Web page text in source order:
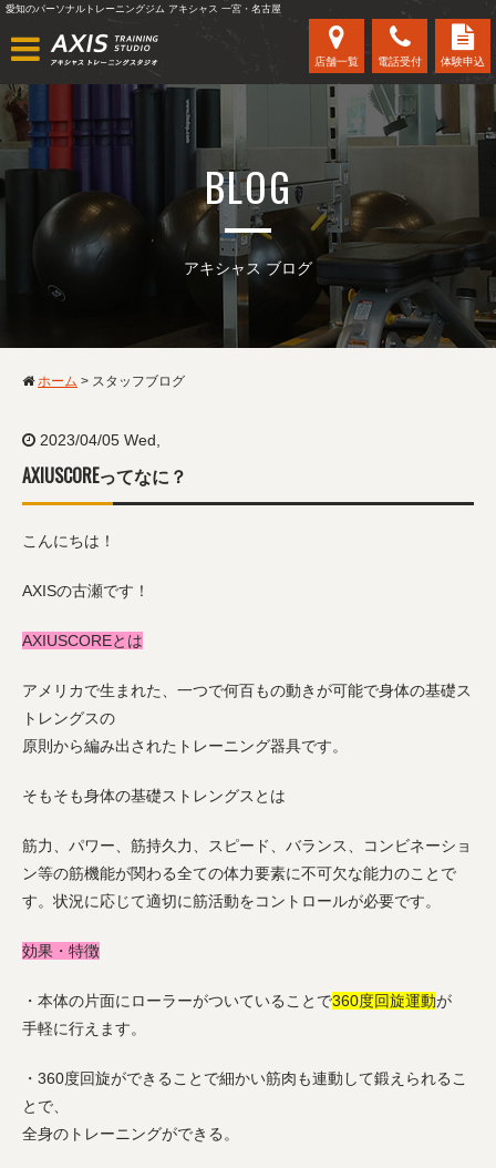
愛知のパーソナルトレーニングジム アキシャス 一宮・名古屋
店舗一覧 電話受付 体験申込
BLOG
アキシャス ブログ
ホーム > スタッフブログ
2023/04/05 Wed,
AXIUSCOREってなに？
こんにちは！
AXISの古瀬です！
AXIUSCOREとは
アメリカで生まれた、一つで何百もの動きが可能で身体の基礎ス
トレングスの
原則から編み出されたトレーニング器具です。
そもそも身体の基礎ストレングスとは
筋力、パワー、筋持久力、スピード、バランス、コンビネーショ
ン等の筋機能が関わる全ての体力要素に不可欠な能力のことで
す。状況に応じて適切に筋活動をコントロールが必要です。
効果・特徴
・本体の片面にローラーがついていることで360度回旋運動が
手軽に行えます。
・360度回旋ができることで細かい筋肉も連動して鍛えられるこ
とで、
全身のトレーニングができる。